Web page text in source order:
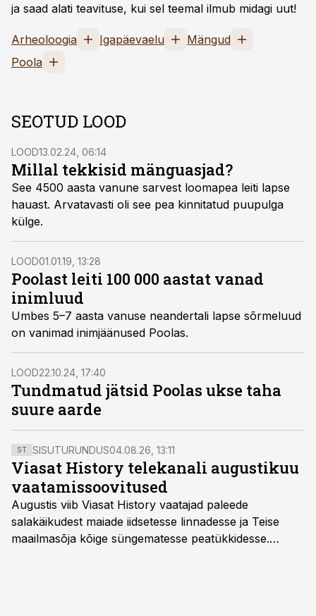
ja saad alati teavituse, kui sel teemal ilmub midagi uut!
Arheoloogia Igapäevaelu
Mängud
Poola
SEOTUD LOOD
LOOD13.02.24, 06:14
Millal tekkisid mänguasjad?
See 4500 aasta vanune sarvest loomapea leiti lapse
hauast. Arvatavasti oli see pea kinnitatud puupulga
külge.
LOOD01.01.19, 13:28
Poolast leiti 100 000 aastat vanad
inimluud
Umbes 5–7 aasta vanuse neandertali lapse sõrmeluud
on vanimad inimjäänused Poolas.
LOOD22.10.24, 17:40
Tundmatud jätsid Poolas ukse taha
suure aarde
ST SISUTURUNDUS04.08.26, 13:11
Viasat History telekanali augustikuu
vaatamissoovitused
Augustis viib Viasat History vaatajad paleede
salakäikudest maiade iidsetesse linnadesse ja Teise
maailmasõja kõige süngematesse peatükkidesse.